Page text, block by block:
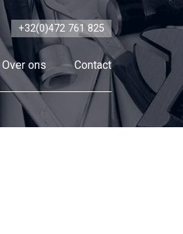
+32(0)472 761 825
Over ons Contact